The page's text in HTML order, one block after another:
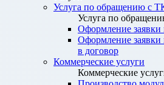
Услуга по обращению с
Услуга по
Оформление заявки
Оформление заявки
в договор
Коммерческие услуги
Коммерческие